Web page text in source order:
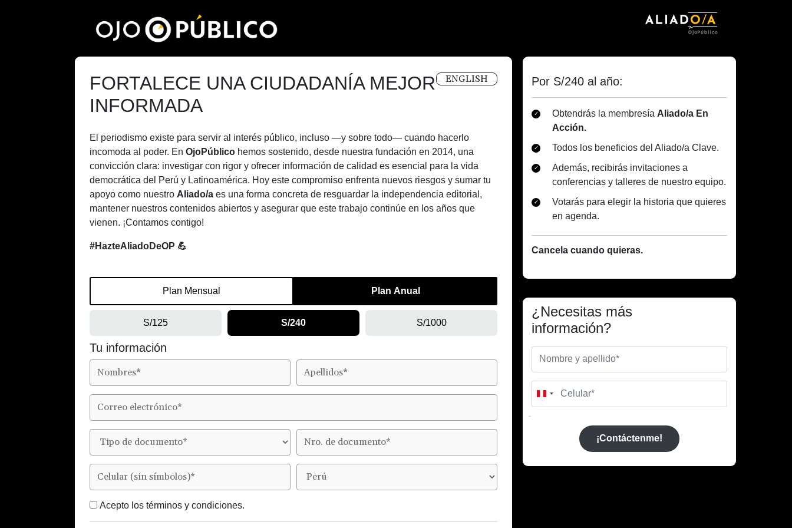
FORTALECE UNA CIUDADANÍA MEJOR
INFORMADA
ENGLISH
El periodismo existe para servir al interés público, incluso —y sobre todo— cuando hacerlo
incomoda al poder. En OjoPúblico hemos sostenido, desde nuestra fundación en 2014, una
convicción clara: investigar con rigor y ofrecer información de calidad es esencial para la vida
democrática del Perú y Latinoamérica. Hoy este compromiso enfrenta nuevos riesgos y sumar tu
apoyo como nuestro Aliado/a es una forma concreta de resguardar la independencia editorial,
mantener nuestros contenidos abiertos y asegurar que este trabajo continúe en los años que
vienen. ¡Contamos contigo!
#HazteAliadoDeOP 💪
Plan Mensual Plan Anual
S/125 S/240 S/1000
Tu información
Acepto los términos y condiciones.
Por S/240 al año:
Obtendrás la membresía Aliado/a En
Acción.
Todos los beneficios del Aliado/a Clave.
Además, recibirás invitaciones a
conferencias y talleres de nuestro equipo.
Votarás para elegir la historia que quieres
en agenda.
Cancela cuando quieras.
¿Necesitas más
información?
Peru
¡Contáctenme!